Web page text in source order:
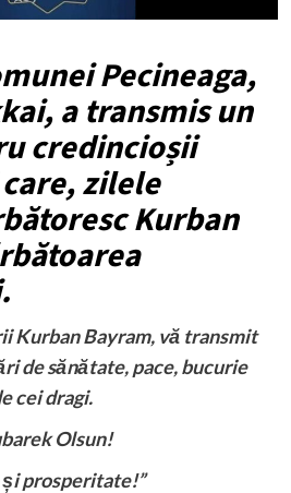
Pecineaga,
a transmis un
credincioșii
zilele
Kurban
Kurban Bayram, vă transmit
de sănătate, pace, bucurie
cei dragi.
Olsun!
și prosperitate!”